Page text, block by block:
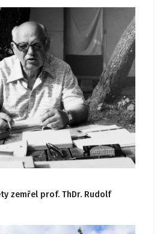
zemřel prof. ThDr. Rudolf